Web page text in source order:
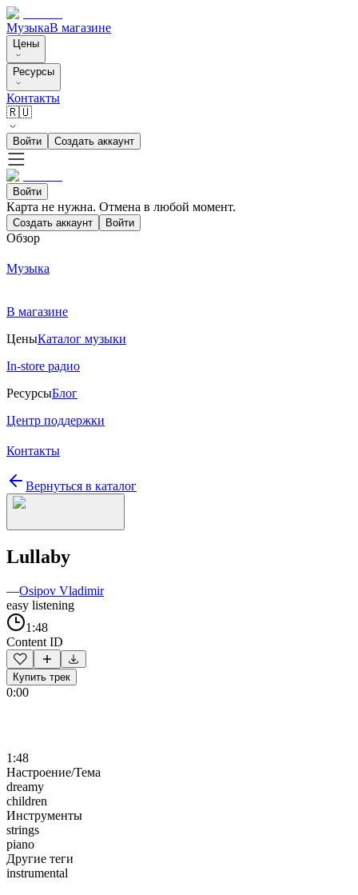
МузыкаВ магазине
Цены
Ресурсы
Контакты
🇷🇺
Войти Создать аккаунт
Войти
Карта не нужна. Отмена в любой момент.
Создать аккаунт Войти
Обзор
Музыка
В магазине
ЦеныКаталог музыки
In-store радио
РесурсыБлог
Центр поддержки
Контакты
Вернуться в каталог
Lullaby
—Osipov Vladimir
easy listening
1:48
Content ID
Купить трек
0:00
1:48
Настроение/Тема
dreamy
children
Инструменты
strings
piano
Другие теги
instrumental